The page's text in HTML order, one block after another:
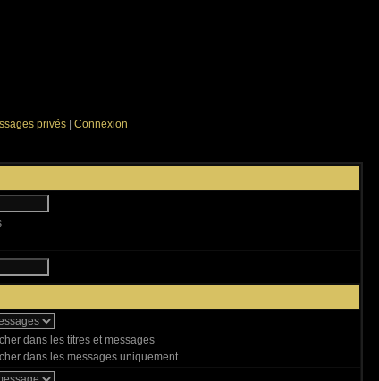
privés Connexion
dans les titres et messages
dans les messages uniquement